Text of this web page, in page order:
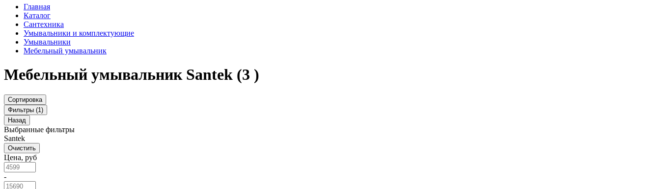
Главная
Каталог
Сантехника
Умывальники и комплектующие
Умывальники
Мебельный умывальник
Мебельный умывальник Santek (3 )
Сортировка
Фильтры (1)
Назад
Выбранные фильтры
Santek
Очистить
Цена, руб
-